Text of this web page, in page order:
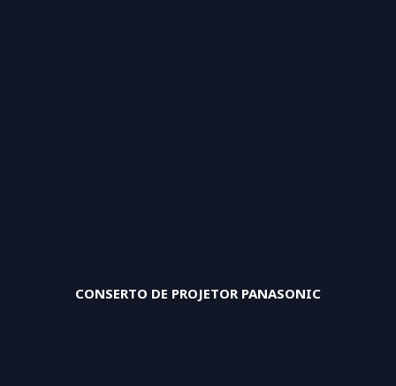
CONSERTO DE PROJETOR PANASONIC